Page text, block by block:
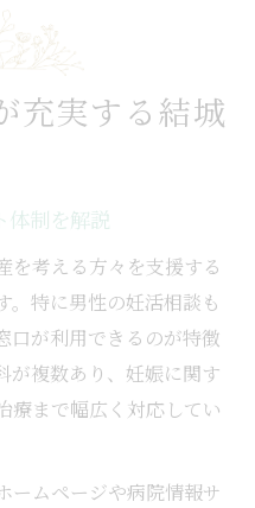
充実する結城
体制を解説
を考える方々を支援する
。特に男性の妊活相談も
口が利用できるのが特徴
が複数あり、妊娠に関す
療まで幅広く対応してい
ームページや病院情報サ